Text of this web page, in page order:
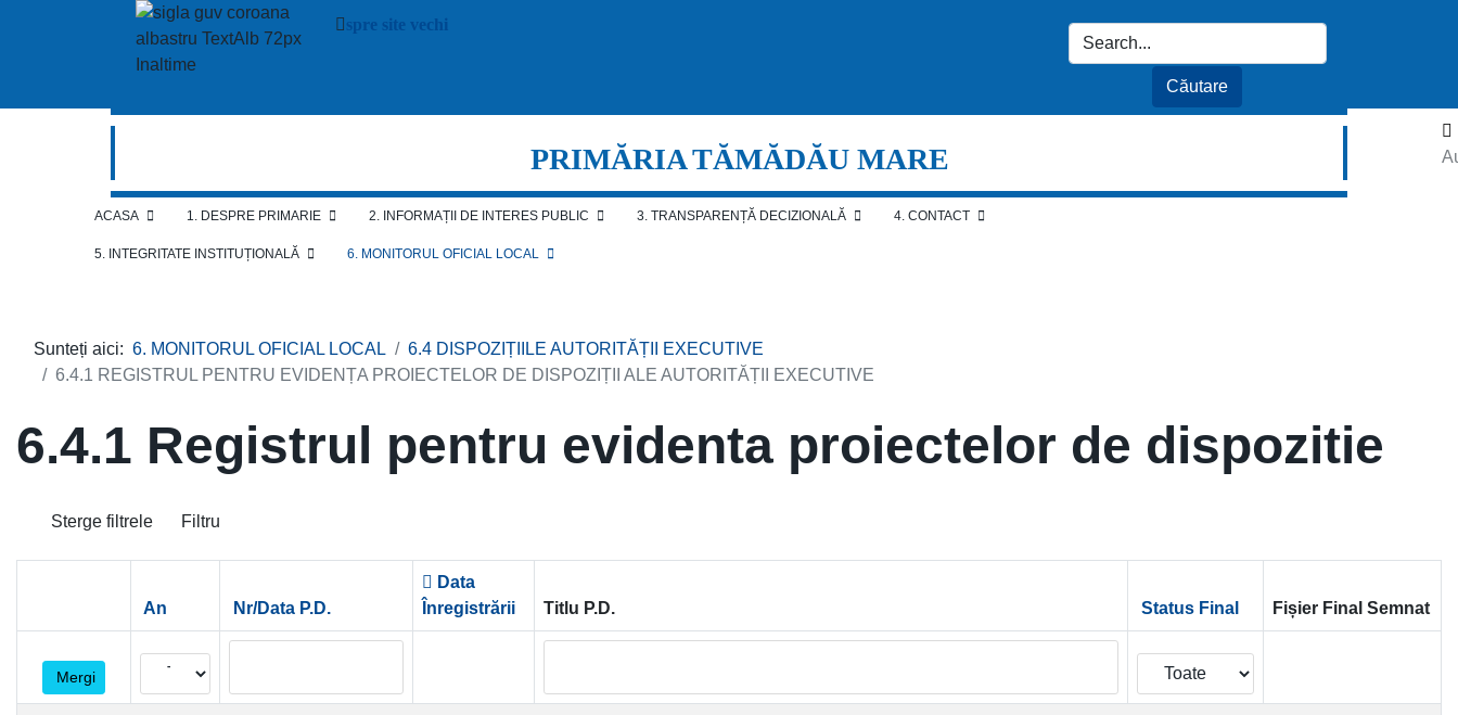
spre site vechi
PRIMĂRIA TĂMĂDĂU MARE
ACASA 1. DESPRE PRIMARIE 2. INFORMAȚII DE INTERES PUBLIC 3. TRANSPARENȚĂ DECIZIONALĂ 4. CONTACT
5. INTEGRITATE INSTITUȚIONALĂ 6. MONITORUL OFICIAL LOCAL
Sunteți aici: 6. MONITORUL OFICIAL LOCAL
6.4 DISPOZIȚIILE AUTORITĂȚII EXECUTIVE
6.4.1 REGISTRUL PENTRU EVIDENȚA PROIECTELOR DE DISPOZIȚII ALE AUTORITĂȚII EXECUTIVE
6.4.1 Registrul pentru evidenta proiectelor de dispozitie
Sterge filtrele Filtru
An Nr/Data P.D.
Data
Înregistrării
Titlu P.D. Status Final Fișier Final Semnat
Mergi